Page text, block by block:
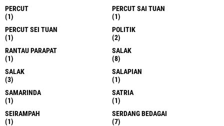
PERCUT
(1)
PERCUT SAI TUAN
(1)
PERCUT SEI TUAN
(1)
POLITIK
(2)
RANTAU PARAPAT
(1)
SALAK
(8)
SALAK
(3)
SALAPIAN
(1)
SAMARINDA
(1)
SATRIA
(1)
SEIRAMPAH
(1)
SERDANG BEDAGAI
(7)